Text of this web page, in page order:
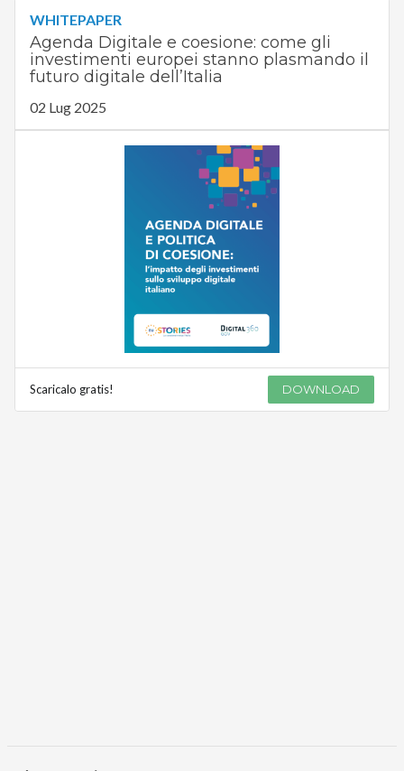
WHITEPAPER
Agenda Digitale e coesione: come gli
investimenti europei stanno plasmando il
futuro digitale dell’Italia
02 Lug 2025
Scaricalo gratis! DOWNLOAD